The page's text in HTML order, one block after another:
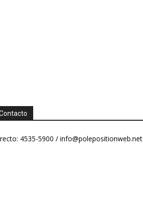
4535-5900 / info@polepositionweb.net